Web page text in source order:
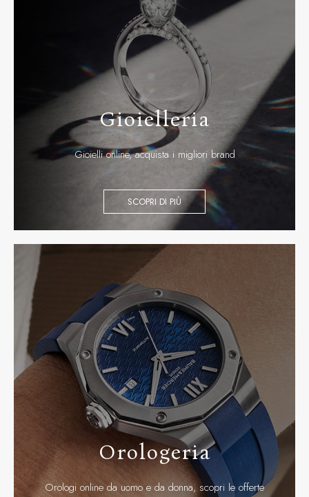
Gioielleria
Gioielli online, acquista i migliori brand
SCOPRI DI PIÙ
Orologeria
Orologi online da uomo e da donna, scopri le offerte